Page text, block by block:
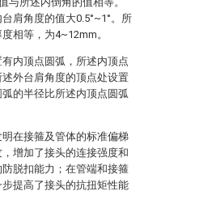
肩角度的值大0.5°~1°。所
相等，为4~12mm。
内顶点圆弧，所述内顶点
外台肩角度的顶点处设置
的半径比所述内顶点圆弧
在接箍及管体的标准偏梯
增加了接头的连接强度和
脱扣能力；在管端和接箍
提高了接头的抗扭矩性能